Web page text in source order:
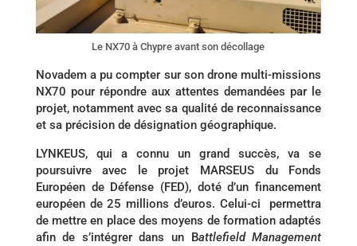
Le NX70 à Chypre avant son décollage
Novadem a pu compter sur son drone multi-missions
NX70 pour répondre aux attentes demandées par le
projet, notamment avec sa qualité de reconnaissance
et sa précision de désignation géographique.
LYNKEUS, qui a connu un grand succès, va se
poursuivre avec le projet MARSEUS du Fonds
Européen de Défense (FED), doté d’un financement
européen de 25 millions d’euros. Celui-ci permettra
de mettre en place des moyens de formation adaptés
afin de s’intégrer dans un Battlefield Management